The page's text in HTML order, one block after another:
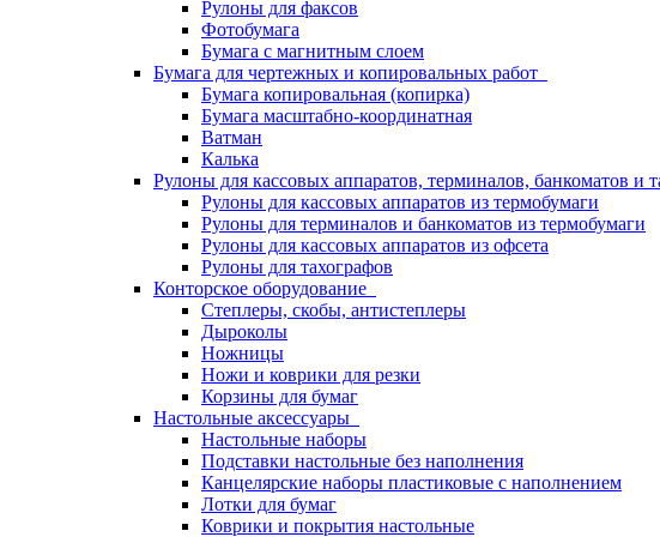
Рулоны для факсов
Фотобумага
Бумага с магнитным слоем
Бумага для чертежных и копировальных работ
Бумага копировальная (копирка)
Бумага масштабно-координатная
Ватман
Калька
Рулоны для кассовых аппаратов, терминалов, банкоматов и
Рулоны для кассовых аппаратов из термобумаги
Рулоны для терминалов и банкоматов из термобумаги
Рулоны для кассовых аппаратов из офсета
Рулоны для тахографов
Конторское оборудование
Степлеры, скобы, антистеплеры
Дыроколы
Ножницы
Ножи и коврики для резки
Корзины для бумаг
Настольные аксессуары
Настольные наборы
Подставки настольные без наполнения
Канцелярские наборы пластиковые с наполнением
Лотки для бумаг
Коврики и покрытия настольные